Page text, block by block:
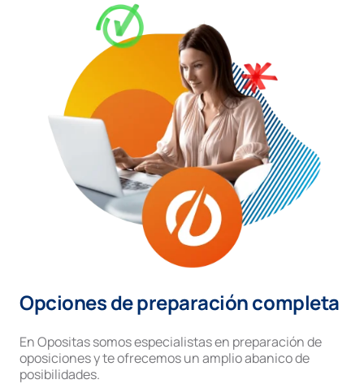
Opciones de preparación completa
En Opositas somos especialistas en preparación de
oposiciones y te ofrecemos un amplio abanico de
posibilidades.